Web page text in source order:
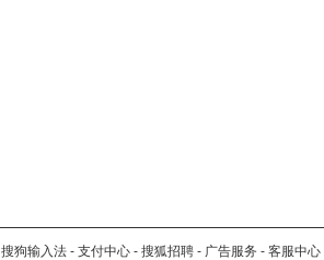
搜狗输入法 - 支付中心 - 搜狐招聘 - 广告服务 - 客服中心